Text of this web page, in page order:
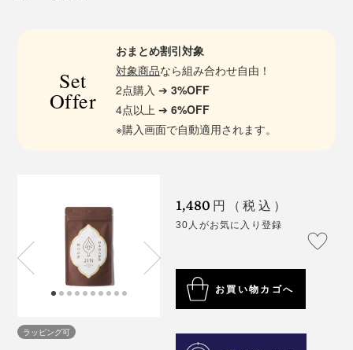
Set
Offer
おまとめ割引対象
対象商品なら組み合わせ自由！
2点購入 ➔3%OFF
4点以上 ➔6%OFF
※購入画面で自動適用されます。
ラッピング可
1,480 円（税込）
30人がお気に入り登録
お買い物カゴへ